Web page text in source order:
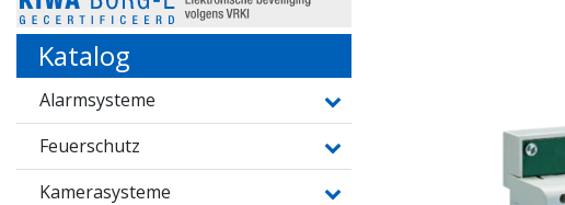
Katalog
Alarmsysteme
Feuerschutz
Kamerasysteme